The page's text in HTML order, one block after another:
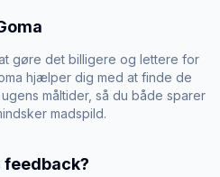
gøre det billigere og lettere for
hjælper dig med at finde de
måltider, så du både sparer
madspild.
feedback?